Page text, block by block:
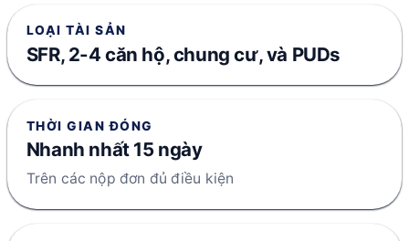
LOẠI TÀI SẢN
SFR, 2-4 căn hộ, chung cư, và PUDs
THỜI GIAN ĐÓNG
Nhanh nhất 15 ngày
Trên các nộp đơn đủ điều kiện